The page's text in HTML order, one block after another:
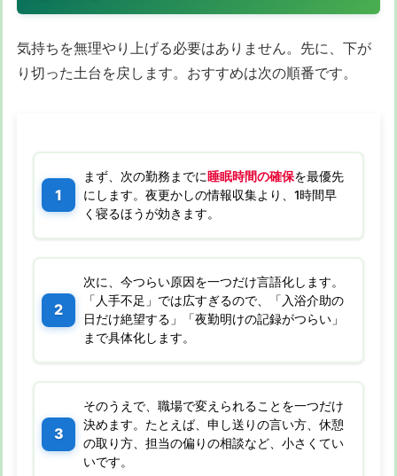
気持ちを無理やり上げる必要はありません。先に、下が
り切った土台を戻します。おすすめは次の順番です。
まず、次の勤務までに 睡眠時間の確保を最優先
にします。夜更かしの情報収集より、1時間早
く寝るほうが効きます。
次に、今つらい原因を一つだけ言語化します。
「人手不足」では広すぎるので、「入浴介助の
日だけ絶望する」「夜勤明けの記録がつらい」
まで具体化します。
そのうえで、職場で変えられることを一つだけ
決めます。たとえば、申し送りの言い方、休憩
の取り方、担当の偏りの相談など、小さくてい
いです。